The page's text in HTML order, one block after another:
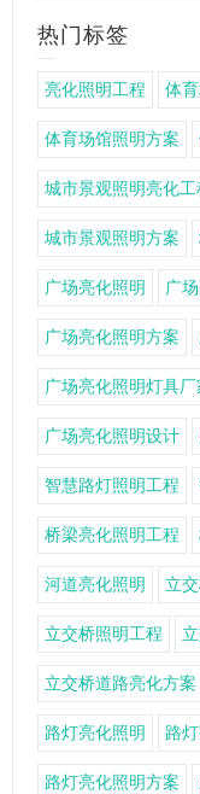
热门标签
亮化照明工程 体
体育场馆照明方案
城市景观照明亮化工
城市景观照明方案
广场亮化照明 广
广场亮化照明方案
广场亮化照明灯具厂
广场亮化照明设计
智慧路灯照明工程
桥梁亮化照明工程
河道亮化照明 立
立交桥照明工程
立交桥道路亮化方案
路灯亮化照明 路
路灯亮化照明方案